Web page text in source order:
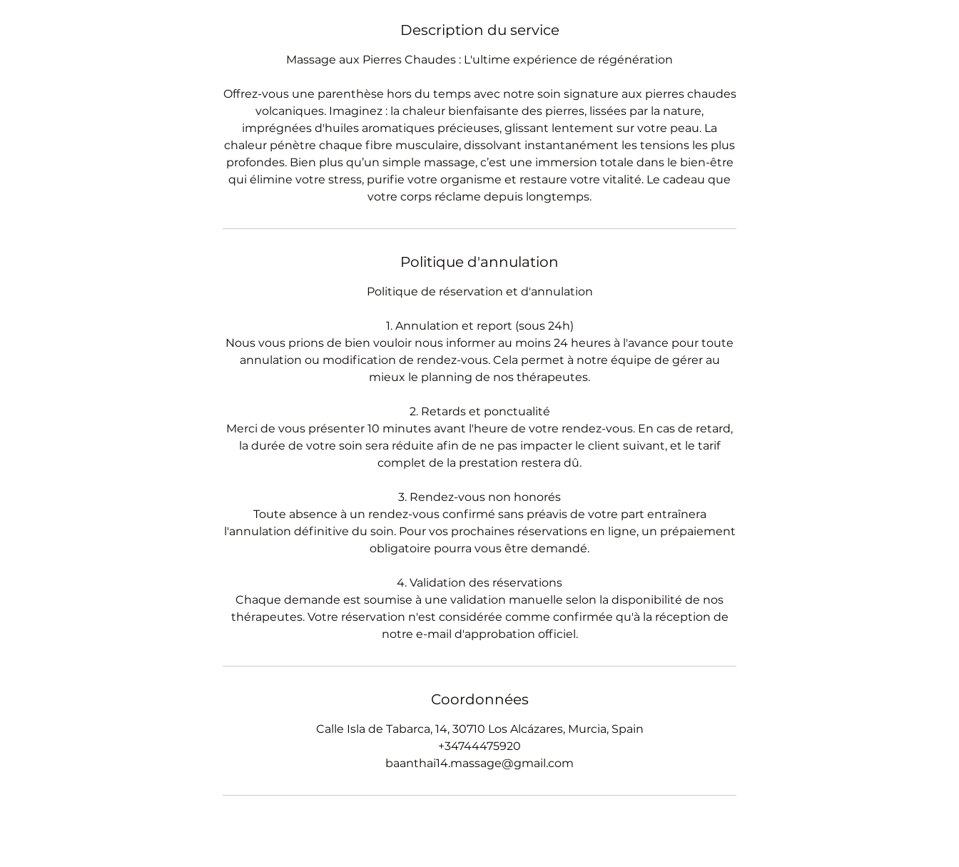
Description du service
Massage aux Pierres Chaudes : L'ultime expérience de régénération
Offrez-vous une parenthèse hors du temps avec notre soin signature aux pierres chaudes
volcaniques. Imaginez : la chaleur bienfaisante des pierres, lissées par la nature,
imprégnées d'huiles aromatiques précieuses, glissant lentement sur votre peau. La
chaleur pénètre chaque fibre musculaire, dissolvant instantanément les tensions les plus
profondes. Bien plus qu’un simple massage, c’est une immersion totale dans le bien-être
qui élimine votre stress, purifie votre organisme et restaure votre vitalité. Le cadeau que
votre corps réclame depuis longtemps.
Politique d'annulation
Politique de réservation et d'annulation
1. Annulation et report (sous 24h)
Nous vous prions de bien vouloir nous informer au moins 24 heures à l'avance pour toute
annulation ou modification de rendez-vous. Cela permet à notre équipe de gérer au
mieux le planning de nos thérapeutes.
2. Retards et ponctualité
Merci de vous présenter 10 minutes avant l'heure de votre rendez-vous. En cas de retard,
la durée de votre soin sera réduite afin de ne pas impacter le client suivant, et le tarif
complet de la prestation restera dû.
3. Rendez-vous non honorés
Toute absence à un rendez-vous confirmé sans préavis de votre part entraînera
l'annulation définitive du soin. Pour vos prochaines réservations en ligne, un prépaiement
obligatoire pourra vous être demandé.
4. Validation des réservations
Chaque demande est soumise à une validation manuelle selon la disponibilité de nos
thérapeutes. Votre réservation n'est considérée comme confirmée qu'à la réception de
notre e-mail d'approbation officiel.
Coordonnées
Calle Isla de Tabarca, 14, 30710 Los Alcázares, Murcia, Spain
+34744475920
baanthai14.massage@gmail.com